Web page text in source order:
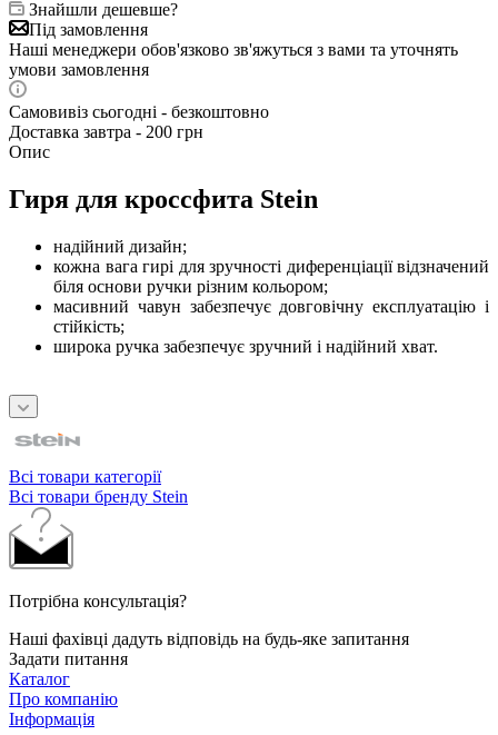
Знайшли дешевше?
Під замовлення
Наші менеджери обов'язково зв'яжуться з вами та уточнять
умови замовлення
Самовивіз сьогодні - безкоштовно
Доставка завтра - 200 грн
Опис
Гиря для кроссфита Stein
надійний дизайн;
кожна вага гирі для зручності диференціації відзначений
біля основи ручки різним кольором;
масивний чавун забезпечує довговічну експлуатацію і
стійкість;
широка ручка забезпечує зручний і надійний хват.
Всі товари категорії
Всі товари бренду Stein
Потрібна консультація?
Наші фахівці дадуть відповідь на будь-яке запитання
Задати питання
Каталог
Про компанію
Інформація